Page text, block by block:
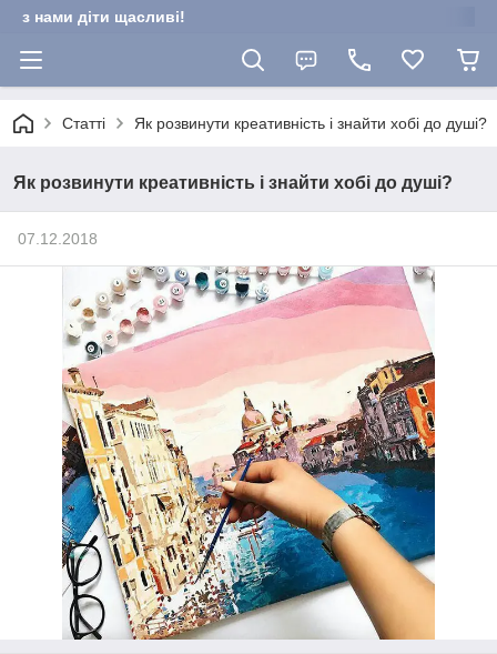
з нами діти щасливі!
Статті Як розвинути креативність і знайти хобі до душі?
Як розвинути креативність і знайти хобі до душі?
07.12.2018